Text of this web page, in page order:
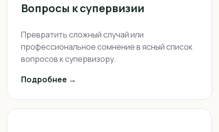
Вопросы к супервизии
Превратить сложный случай или
профессиональное сомнение в ясный список
вопросов к супервизору.
Подробнее →